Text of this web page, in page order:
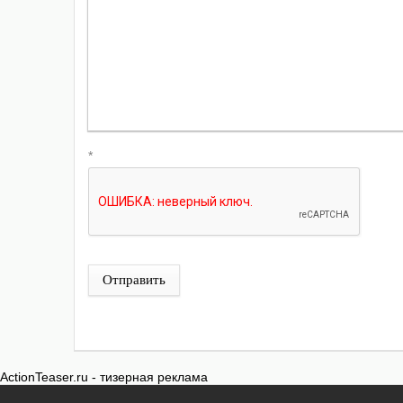
*
Отправить
ActionTeaser.ru - тизерная реклама